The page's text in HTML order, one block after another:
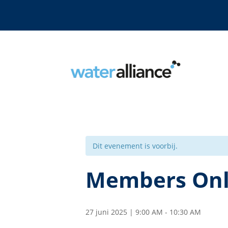
Dit evenement is voorbij.
Members
27 juni 2025 | 9:00 AM - 10:30 AM